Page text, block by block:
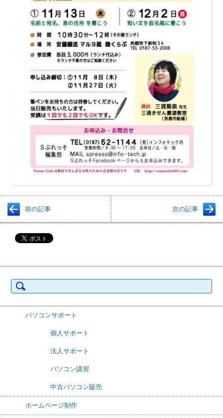
前の記事 次の記事
索:
パソコンサポート
個人サポート
法人サポート
パソコン講習
中古パソコン販売
ホームページ制作